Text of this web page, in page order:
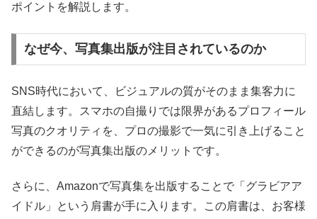
ポイントを解説します。
なぜ今、写真集出版が注目されているのか
SNS時代において、ビジュアルの質がそのまま集客力に
直結します。スマホの自撮りでは限界があるプロフィール
写真のクオリティを、プロの撮影で一気に引き上げること
ができるのが写真集出版のメリットです。
さらに、Amazonで写真集を出版することで「グラビアア
イドル」という肩書が手に入ります。この肩書は、お客様